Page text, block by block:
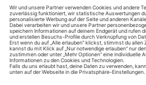
Privatsphäre-